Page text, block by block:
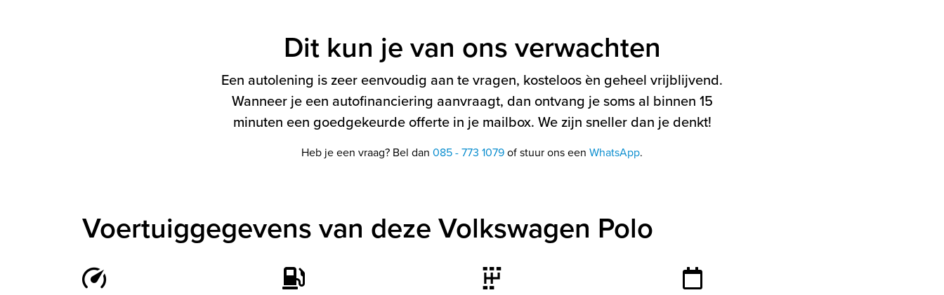
Dit kun je van ons verwachten
Een autolening is zeer eenvoudig aan te vragen, kosteloos èn geheel vrijblijvend.
Wanneer je een autofinanciering aanvraagt, dan ontvang je soms al binnen 15
minuten een goedgekeurde offerte in je mailbox. We zijn sneller dan je denkt!
Heb je een vraag? Bel dan 085 - 773 1079of stuur ons een WhatsApp.
Voertuiggegevens van deze Volkswagen Polo